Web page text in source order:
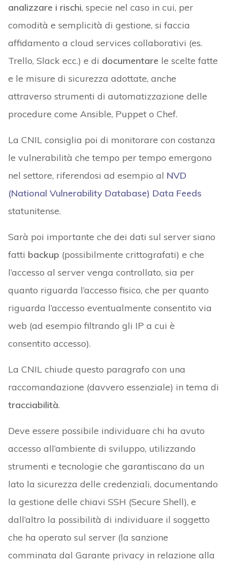
analizzare i rischi, specie nel caso in cui, per
comodità e semplicità di gestione, si faccia
affidamento a cloud services collaborativi (es.
Trello, Slack ecc.) e di documentare le scelte fatte
e le misure di sicurezza adottate, anche
attraverso strumenti di automatizzazione delle
procedure come Ansible, Puppet o Chef.
La CNIL consiglia poi di monitorare con costanza
le vulnerabilità che tempo per tempo emergono
nel settore, riferendosi ad esempio al NVD
(National Vulnerability Database) Data Feeds
statunitense.
Sarà poi importante che dei dati sul server siano
fatti backup (possibilmente crittografati) e che
l’accesso al server venga controllato, sia per
quanto riguarda l’accesso fisico, che per quanto
riguarda l’accesso eventualmente consentito via
web (ad esempio filtrando gli IP a cui è
consentito accesso).
La CNIL chiude questo paragrafo con una
raccomandazione (davvero essenziale) in tema di
tracciabilità.
Deve essere possibile individuare chi ha avuto
accesso all’ambiente di sviluppo, utilizzando
strumenti e tecnologie che garantiscano da un
lato la sicurezza delle credenziali, documentando
la gestione delle chiavi SSH (Secure Shell), e
dall’altro la possibilità di individuare il soggetto
che ha operato sul server (la sanzione
comminata dal Garante privacy in relazione alla